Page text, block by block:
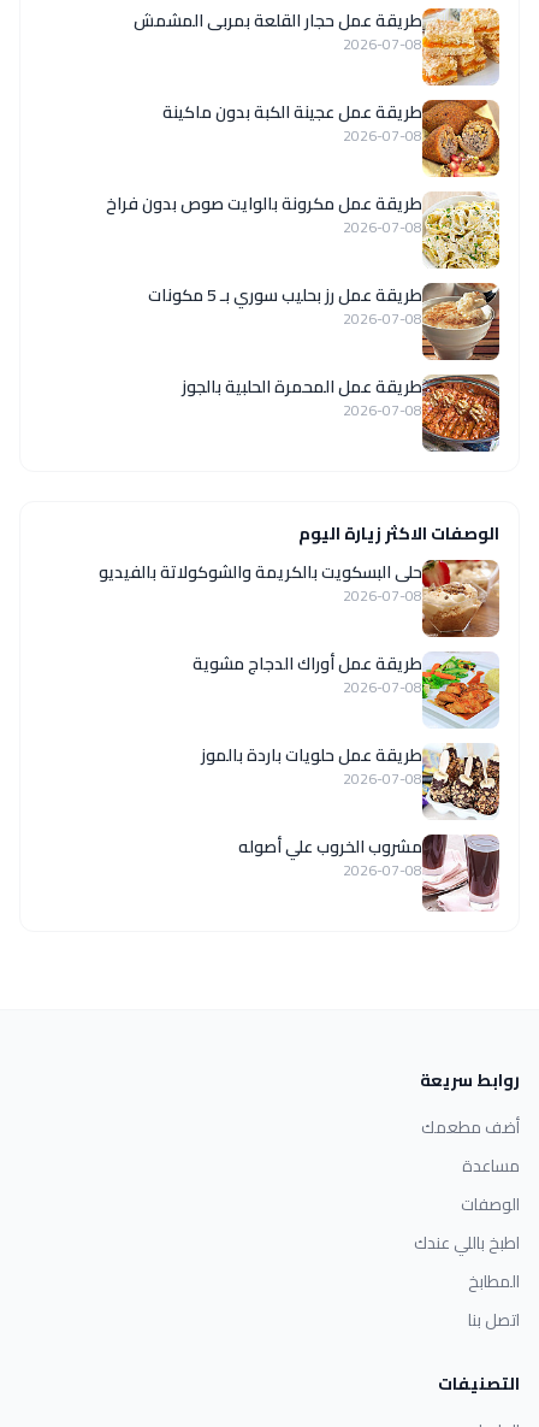
طريقة عمل حجار القلعة بمربى المشمش
2026-07-08
طريقة عمل عجينة الكبة بدون ماكينة
2026-07-08
طريقة عمل مكرونة بالوايت صوص بدون فراخ
2026-07-08
طريقة عمل رز بحليب سوري بـ 5 مكونات
2026-07-08
طريقة عمل المحمرة الحلبية بالجوز
2026-07-08
الوصفات الاكثر زيارة اليوم
حلى البسكويت بالكريمة والشوكولاتة بالفيديو
2026-07-08
طريقة عمل أوراك الدجاج مشوية
2026-07-08
طريقة عمل حلويات باردة بالموز
2026-07-08
مشروب الخروب علي أصوله
2026-07-08
روابط سريعة
أضف مطعمك
مساعدة
الوصفات
اطبخ باللي عندك
المطابخ
اتصل بنا
التصنيفات